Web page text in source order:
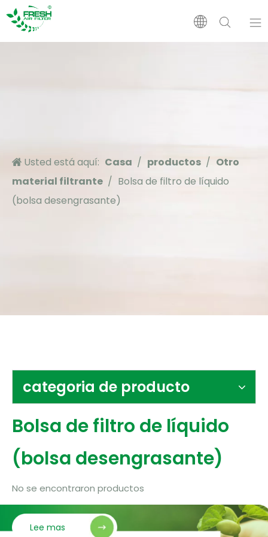
Solicitud
Usted está aquí: Casa / productos / Otro
material filtrante / Bolsa de filtro de líquido
(bolsa desengrasante)
categoria de producto
Bolsa de filtro de líquido
(bolsa desengrasante)
No se encontraron productos
Lee mas